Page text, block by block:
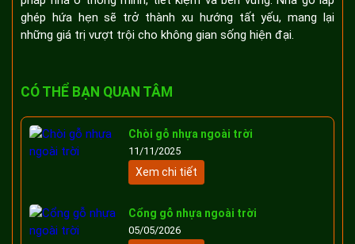
ghép hứa hẹn sẽ trở thành xu hướng tất yếu, mang lại
những giá trị vượt trội cho không gian sống hiện đại.
CÓ THỂ BẠN QUAN TÂM
Chòi gỗ nhựa ngoài trời
11/11/2025
Xem chi tiết
Cổng gỗ nhựa ngoài trời
05/05/2026